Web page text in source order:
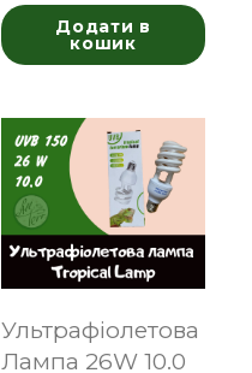
Додати в
кошик
Ультрафіолетова
Лампа 26W 10.0